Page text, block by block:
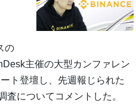
の
主催の大型カンファレン
ト登壇し、先週報じられた
についてコメントした。